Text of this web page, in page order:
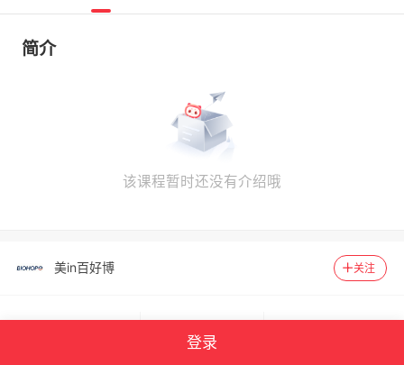
简介
该课程暂时还没有介绍哦
美in百好博 关注
关注人数
登录